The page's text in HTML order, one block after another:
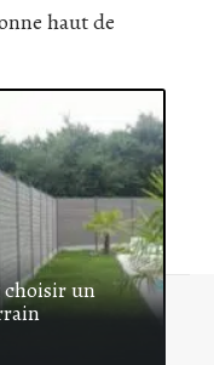
haut de
un
Sitemap